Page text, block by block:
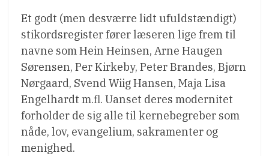
Et godt (men desværre lidt ufuldstændigt)
stikordsregister fører læseren lige frem til
navne som Hein Heinsen, Arne Haugen
Sørensen, Per Kirkeby, Peter Brandes, Bjørn
Nørgaard, Svend Wiig Hansen, Maja Lisa
Engelhardt m.fl. Uanset deres modernitet
forholder de sig alle til kernebegreber som
nåde, lov, evangelium, sakramenter og
menighed.